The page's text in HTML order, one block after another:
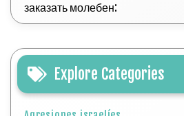
заказать молебен:
Explore Categories